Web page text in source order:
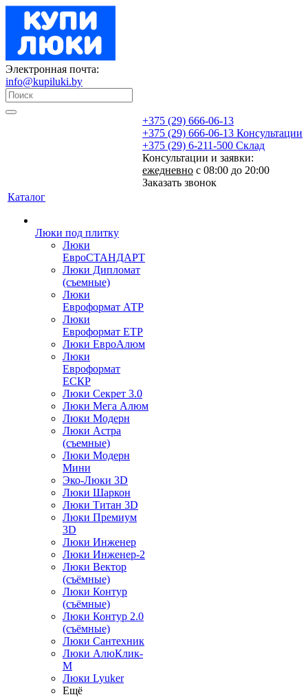
Электронная почта:
info@kupiluki.by
+375 (29) 666-06-13
+375 (29) 666-06-13 Консультации
+375 (29) 6-211-500 Склад
Консультации и заявки:
ежедневно с 08:00 до 20:00
Заказать звонок
Каталог
Люки под плитку
Люки
ЕвроСТАНДАРТ
Люки Дипломат
(съемные)
Люки
Евроформат АТР
Люки
Евроформат ЕТР
Люки ЕвроАлюм
Люки
Евроформат
ЕСКР
Люки Секрет 3.0
Люки Мега Алюм
Люки Модерн
Люки Астра
(съемные)
Люки Модерн
Мини
Эко-Люки 3D
Люки Шаркон
Люки Титан 3D
Люки Премиум
3D
Люки Инженер
Люки Инженер-2
Люки Вектор
(съёмные)
Люки Контур
(съёмные)
Люки Контур 2.0
(съёмные)
Люки Сантехник
Люки АлюКлик-
М
Люки Lyuker
Ещё